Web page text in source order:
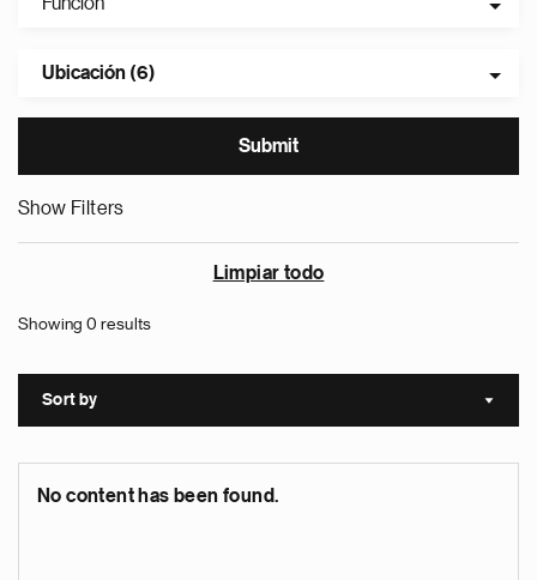
Ubicación (6)
Show Filters
Limpiar todo
Showing 0 results
Sort by Sort
No content has been found.